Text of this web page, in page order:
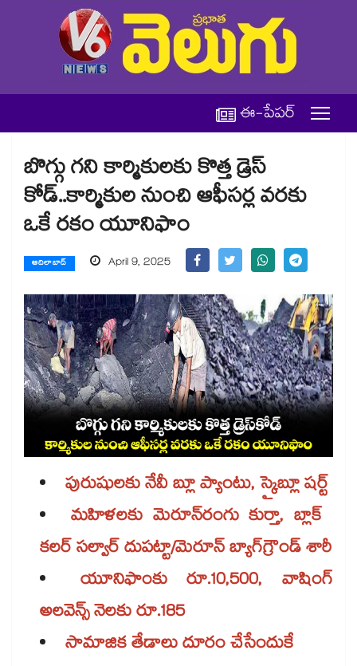
ఈ-పేపర్
బొగ్గు గని కార్మికులకు కొత్త డ్రెస్​
కోడ్..కార్మికుల నుంచి ఆఫీసర్ల వరకు
ఒకే రకం యూనిఫాం
ఆదిలాబాద్ April 9, 2025
పురుషులకు నేవీ బ్లూ ప్యాంటు, స్కైబ్లూ షర్ట్​
మహిళలకు మెరూన్​రంగు కుర్తా, బ్లాక్ ​
కలర్ ​సల్వార్​ దుపట్టా/మెరూన్​ బ్యాగ్​గ్రౌండ్ శారీ
యూనిఫాంకు రూ.10,500, వాషింగ్​
అలవెన్స్ నెలకు రూ.185
సామాజిక తేడాలు దూరం చేసేందుకే